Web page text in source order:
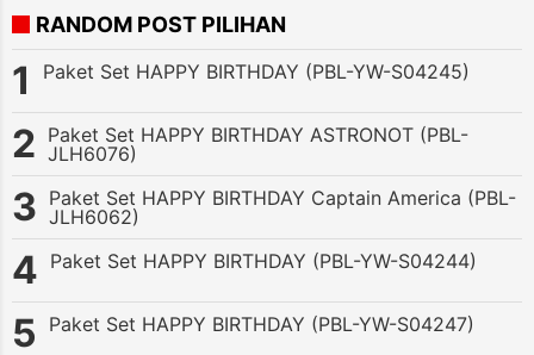
RANDOM POST PILIHAN
Paket Set HAPPY BIRTHDAY (PBL-YW-S04245)
Paket Set HAPPY BIRTHDAY ASTRONOT (PBL-
JLH6076)
Paket Set HAPPY BIRTHDAY Captain America (PBL-
JLH6062)
Paket Set HAPPY BIRTHDAY (PBL-YW-S04244)
Paket Set HAPPY BIRTHDAY (PBL-YW-S04247)